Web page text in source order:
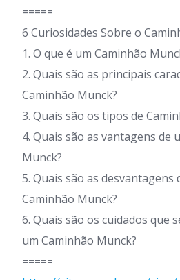
=====
6 Curiosidades Sobre o
1. O que é um Caminhão
2. Quais são as principais
Caminhão Munck?
3. Quais são os tipos de
4. Quais são as vantagens de
Munck?
5. Quais são as desvantagens
Caminhão Munck?
6. Quais são os cuidados que
um Caminhão Munck?
=====